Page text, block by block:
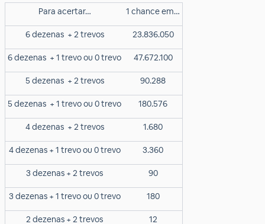
Para acertar… 1 chance em…
6 dezenas + 2 trevos 23.836.050
6 dezenas + 1 trevo ou 0 trevo 47.672.100
5 dezenas + 2 trevos 90.288
5 dezenas + 1 trevo ou 0 trevo 180.576
4 dezenas + 2 trevos 1.680
4 dezenas + 1 trevo ou 0 trevo 3.360
3 dezenas + 2 trevos 90
3 dezenas + 1 trevo ou 0 trevo 180
2 dezenas + 2 trevos 12